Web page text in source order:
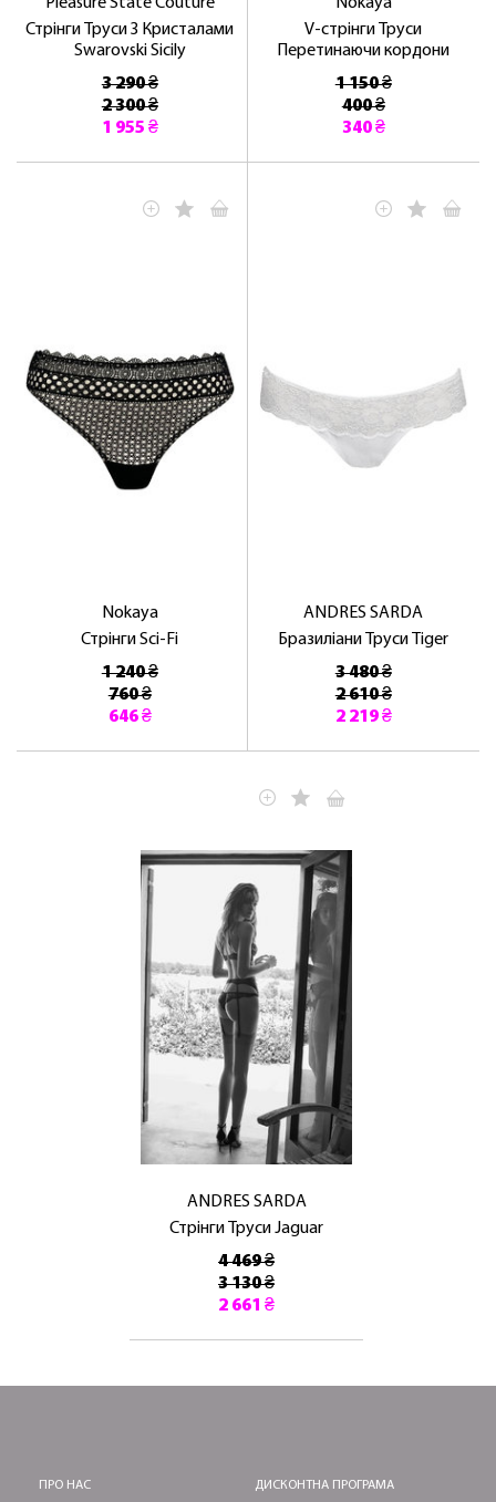
Стрінги Труси З Кристалами
Swarovski Sicily
3 290 ₴
2 300 ₴
1 955 ₴
V-стрінги Труси
Перетинаючи кордони
1 150 ₴
400 ₴
340 ₴
Nokaya
Стрінги Sci-Fi
1 240 ₴
760 ₴
646 ₴
ANDRES SARDA
Бразиліани Труси Tiger
3 480 ₴
2 610 ₴
2 219 ₴
ANDRES SARDA
Стрінги Труси Jaguar
4 469 ₴
3 130 ₴
2 661 ₴
ПРО НАС ДИСКОНТНА ПРОГРАМА